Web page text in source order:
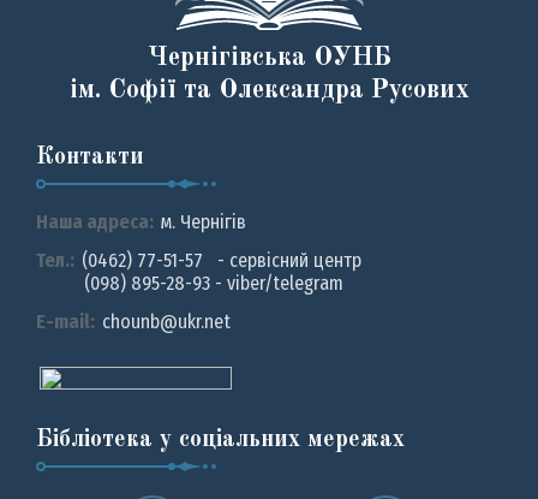
Чернігівська ОУНБ
ім. Софії та Олександра Русових
Контакти
Наша адреса: м. Чернiгiв
Тел.: (0462) 77-51-57 - сервісний центр
(098) 895-28-93 - viber/telegram
E-mail: chounb@ukr.net
Бібліотека у соціальних мережах